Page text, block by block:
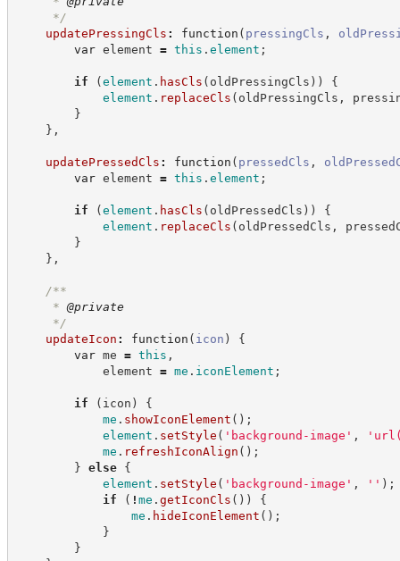
*/
updatePressingCls : function ( pressingCls ,
var element = this . element ;
if (element . hasCls ( oldPressingCls ) )
{
element . replaceCls ( oldPressingCls ,
}
} ,
updatePressedCls : function ( pressedCls ,
var element = this . element ;
if (element . hasCls ( oldPressedCls ) )
{
element . replaceCls ( oldPressedCls ,
}
} ,
/**
* @private
*/
updateIcon : function ( icon )
{
var me = this ,
element = me . iconElement ;
if ( icon )
{
me . showIconElement ( ) ;
element . setStyle ( ' background-image ' , '
me . refreshIconAlign ( ) ;
} else
{
element . setStyle ( ' background-image ' , ' ' ) ;
if
( ! me . getIconCls ( ) )
{
me . hideIconElement ( ) ;
}
}